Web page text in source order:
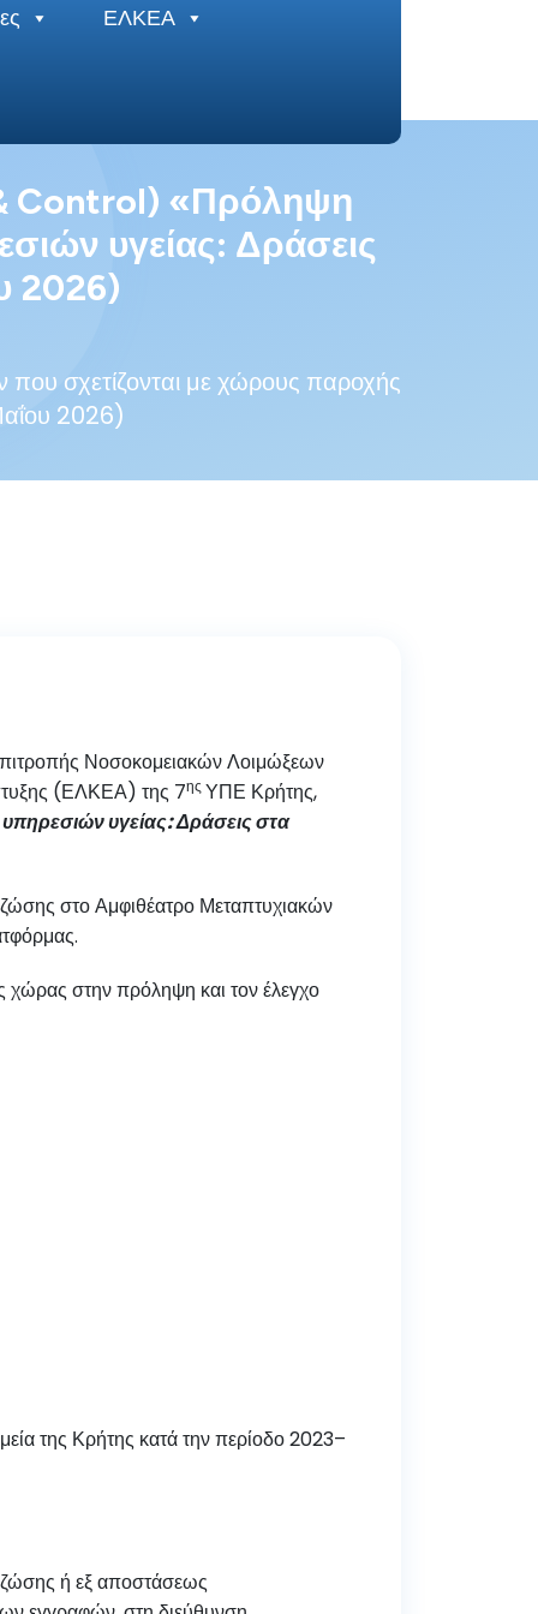
ΕΛΚΕΑ
Control) «Πρόληψη
υγείας: Δράσεις
2026)
σχετίζονται με χώρους παροχής
2026)
Νοσοκομειακών Λοιμώξεων
(ΕΛΚΕΑ) της 7ης ΥΠΕ Κρήτης,
υγείας: Δράσεις στα
ζώσης στο Αμφιθέατρο Μεταπτυχιακών
χώρας στην πρόληψη και τον έλεγχο
της Κρήτης κατά την περίοδο 2023–
ή εξ αποστάσεως